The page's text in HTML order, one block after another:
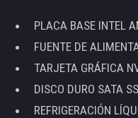
PLACA BASE INTEL
FUENTE DE
TARJETA GRÁFICA
DISCO DURO SATA
REFRIGERACIÓN